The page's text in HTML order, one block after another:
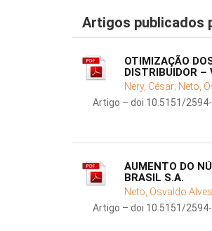
Artigos publicados
OTIMIZAÇÃO
DISTRIBUIDOR –
Nery, César; Neto,
Artigo – doi 10.5151/
AUMENTO DO
BRASIL S.A.
Neto, Osvaldo
Artigo – doi 10.5151/